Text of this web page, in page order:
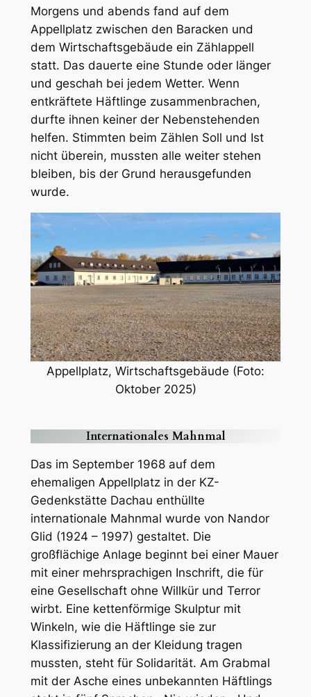
Morgens und abends fand auf dem
Appellplatz zwischen den Baracken und
dem Wirtschaftsgebäude ein Zählappell
statt. Das dauerte eine Stunde oder länger
und geschah bei jedem Wetter. Wenn
entkräftete Häftlinge zusammenbrachen,
durfte ihnen keiner der Nebenstehenden
helfen. Stimmten beim Zählen Soll und Ist
nicht überein, mussten alle weiter stehen
bleiben, bis der Grund herausgefunden
wurde.
Appellplatz, Wirtschaftsgebäude (Foto:
Oktober 2025)
Internationales Mahnmal
Das im September 1968 auf dem
ehemaligen Appellplatz in der KZ-
Gedenkstätte Dachau enthüllte
internationale Mahnmal wurde von Nandor
Glid (1924 – 1997) gestaltet. Die
großflächige Anlage beginnt bei einer Mauer
mit einer mehrsprachigen Inschrift, die für
eine Gesellschaft ohne Willkür und Terror
wirbt. Eine kettenförmige Skulptur mit
Winkeln, wie die Häftlinge sie zur
Klassifizierung an der Kleidung tragen
mussten, steht für Solidarität. Am Grabmal
mit der Asche eines unbekannten Häftlings